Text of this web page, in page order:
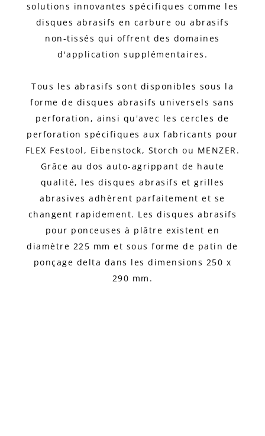
solutions innovantes spécifiques comme les
disques abrasifs en carbure ou abrasifs
non-tissés qui offrent des domaines
d'application supplémentaires.
Tous les abrasifs sont disponibles sous la
forme de disques abrasifs universels sans
perforation, ainsi qu'avec les cercles de
perforation spécifiques aux fabricants pour
FLEX Festool, Eibenstock, Storch ou MENZER.
Grâce au dos auto-agrippant de haute
qualité, les disques abrasifs et grilles
abrasives adhèrent parfaitement et se
changent rapidement. Les disques abrasifs
pour ponceuses à plâtre existent en
diamètre 225 mm et sous forme de patin de
ponçage delta dans les dimensions 250 x
290 mm.